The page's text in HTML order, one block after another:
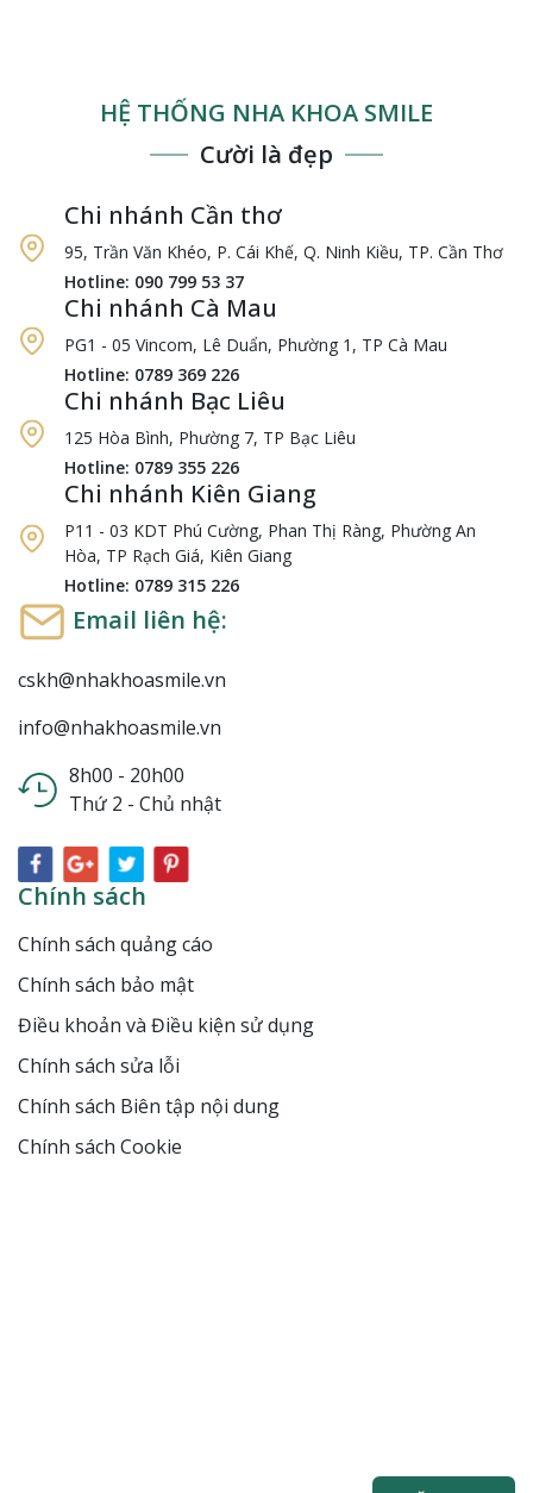
HỆ THỐNG NHA KHOA SMILE
Cười là đẹp
Chi nhánh Cần thơ
95, Trần Văn Khéo, P. Cái Khế, Q. Ninh Kiều, TP. Cần Thơ
Hotline: 090 799 53 37
Chi nhánh Cà Mau
PG1 - 05 Vincom, Lê Duẩn, Phường 1, TP Cà Mau
Hotline: 0789 369 226
Chi nhánh Bạc Liêu
125 Hòa Bình, Phường 7, TP Bạc Liêu
Hotline: 0789 355 226
Chi nhánh Kiên Giang
P11 - 03 KDT Phú Cường, Phan Thị Ràng, Phường An
Hòa, TP Rạch Giá, Kiên Giang
Hotline: 0789 315 226
Email liên hệ:
cskh@nhakhoasmile.vn
info@nhakhoasmile.vn
8h00 - 20h00
Thứ 2 - Chủ nhật
Chính sách
Chính sách quảng cáo
Chính sách bảo mật
Điều khoản và Điều kiện sử dụng
Chính sách sửa lỗi
Chính sách Biên tập nội dung
Chính sách Cookie